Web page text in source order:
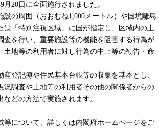
20日に全面施行されました。
設の周囲（おおむね1,000メートル）や国境離島
は「特別注視区域」に国が指定し、区域内の土
査を行い、重要施設等の機能を阻害する行為が
土地等の利用者に対し行為の中止等の勧告・命
産登記簿や住民基本台帳等の収集を基本とし、
況調査や土地等の利用者その他の関係者からの
どの方法で実施されます。
等について、詳しくは内閣府ホームページをご